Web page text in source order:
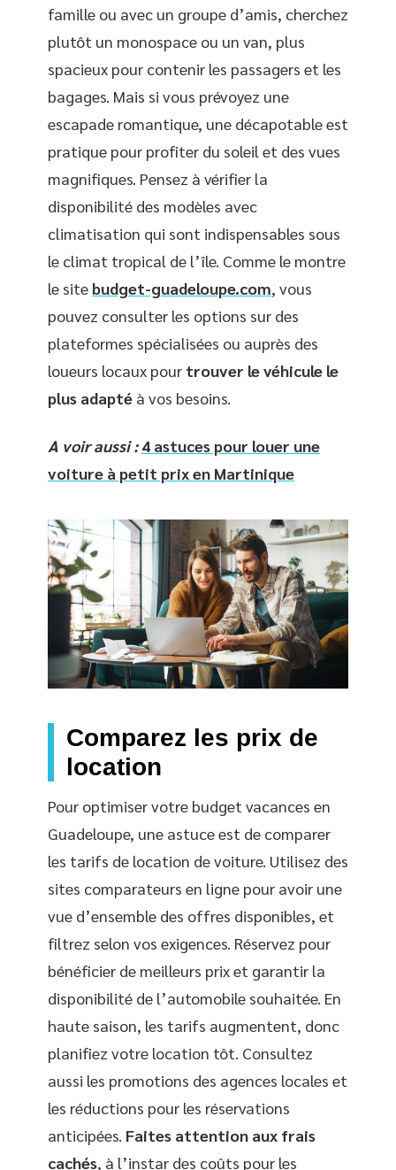
famille ou avec un groupe d’amis, cherchez
plutôt un monospace ou un van, plus
spacieux pour contenir les passagers et les
bagages. Mais si vous prévoyez une
escapade romantique, une décapotable est
pratique pour profiter du soleil et des vues
magnifiques. Pensez à vérifier la
disponibilité des modèles avec
climatisation qui sont indispensables sous
le climat tropical de l’île. Comme le montre
le site budget-guadeloupe.com, vous
pouvez consulter les options sur des
plateformes spécialisées ou auprès des
loueurs locaux pour trouver le véhicule le
plus adapté à vos besoins.
A voir aussi : 4 astuces pour louer une
voiture à petit prix en Martinique
Comparez les prix de
location
Pour optimiser votre budget vacances en
Guadeloupe, une astuce est de comparer
les tarifs de location de voiture. Utilisez des
sites comparateurs en ligne pour avoir une
vue d’ensemble des offres disponibles, et
filtrez selon vos exigences. Réservez pour
bénéficier de meilleurs prix et garantir la
disponibilité de l’automobile souhaitée. En
haute saison, les tarifs augmentent, donc
planifiez votre location tôt. Consultez
aussi les promotions des agences locales et
les réductions pour les réservations
anticipées. Faites attention aux frais
cachés, à l’instar des coûts pour les